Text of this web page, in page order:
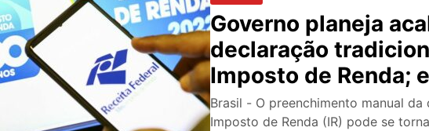
Governo planeja
declaração
Imposto de Renda;
proposta
Brasil - O preenchimento manual da
Imposto de Renda (IR) pode se